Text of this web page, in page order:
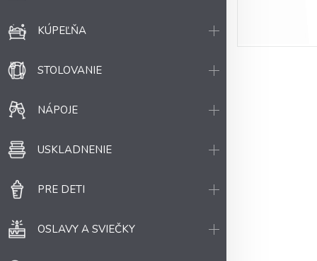
KÚPEĽŇA
STOLOVANIE
NÁPOJE
USKLADNENIE
PRE DETI
OSLAVY A SVIEČKY